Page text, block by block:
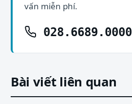
vấn miễn phí.
028.6689.0000
Bài viết liên quan